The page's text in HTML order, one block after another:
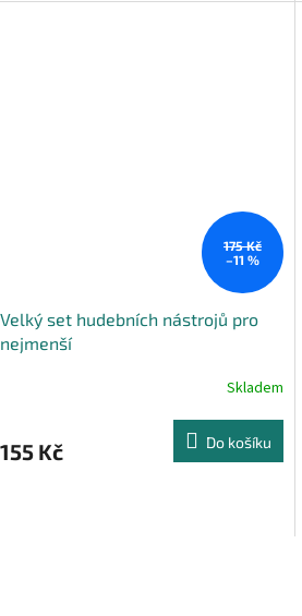
175 Kč
–11 %
Velký set hudebních nástrojů pro
nejmenší
Skladem
155 Kč Do košíku